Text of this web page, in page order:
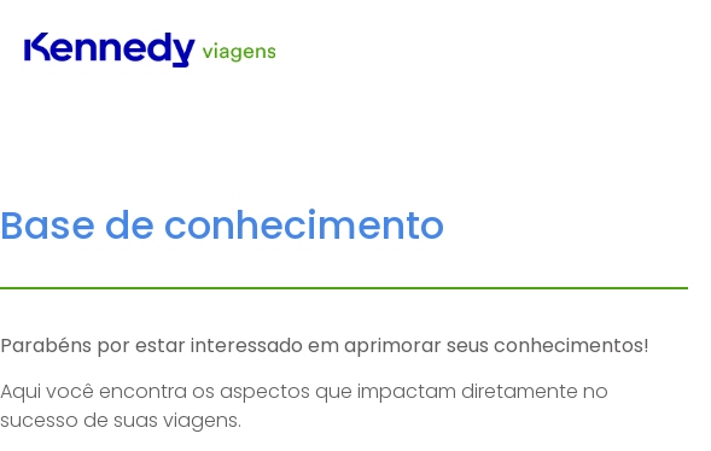
Base de conhecimento
Parabéns por estar interessado em aprimorar seus conhecimentos!
Aqui você encontra os aspectos que impactam diretamente no
sucesso de suas viagens.